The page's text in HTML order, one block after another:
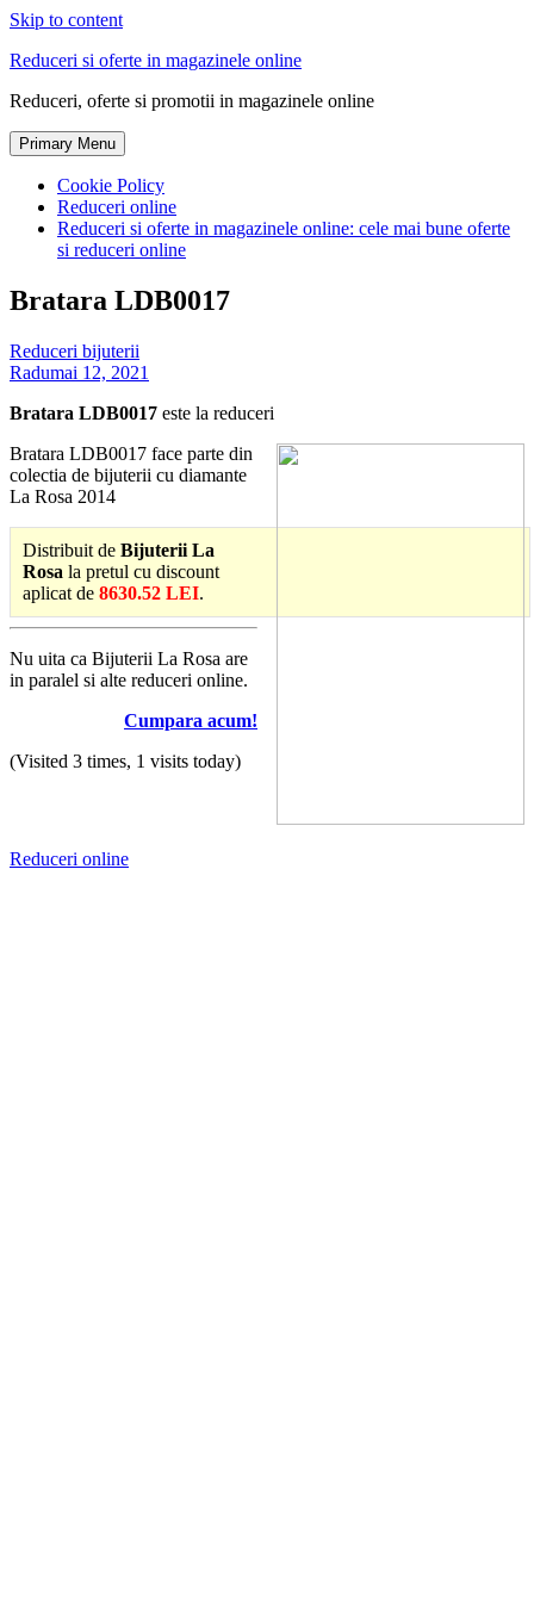
Skip to content
Reduceri si oferte in magazinele online
Reduceri, oferte si promotii in magazinele online
Primary Menu
Cookie Policy
Reduceri online
Reduceri si oferte in magazinele online: cele mai bune oferte
si reduceri online
Bratara LDB0017
Reduceri bijuterii
Radumai 12, 2021
Bratara LDB0017 este la reduceri
Bratara LDB0017 face parte din
colectia de bijuterii cu diamante
La Rosa 2014
Distribuit de Bijuterii La
Rosa la pretul cu discount
aplicat de 8630.52 LEI.
Nu uita ca Bijuterii La Rosa are
in paralel si alte reduceri online.
Cumpara acum!
(Visited 3 times, 1 visits today)
Reduceri online